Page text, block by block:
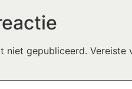
niet gepubliceerd. Vereiste